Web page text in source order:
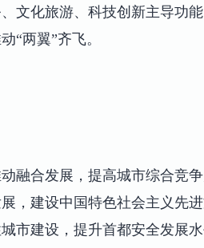
文化旅游、科技创新主导功
“两翼”齐飞。
动融合发展，提高城市综合竞
，建设中国特色社会主义先
市建设，提升首都安全发展